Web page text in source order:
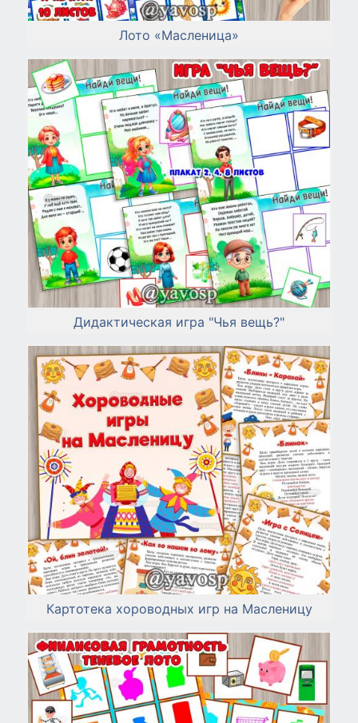
Лото «Масленица»
Дидактическая игра "Чья вещь?"
Картотека хороводных игр на Масленицу